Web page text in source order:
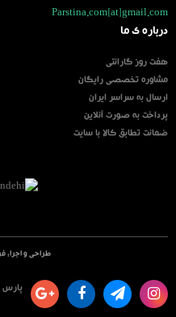
Parstina.com[at]gmail.com
درباره ی ما
هفت روز گارانتی
مشاوره تخصصی رایگان
ارسال به سراسر ایران
پرداخت به صورت آنلاین
ضمانت تطابق کالا با سایت
طراحی و اجرا:
پارس